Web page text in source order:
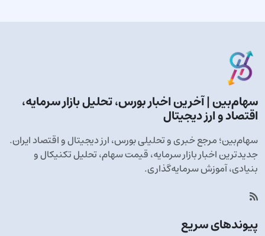
سهام‌بین | آخرین اخبار بورس، تحلیل بازار سرمایه،
اقتصاد و ارز دیجیتال
سهام‌بین؛ مرجع خبری و تحلیلی بورس، ارز دیجیتال و اقتصاد ایران.
جدیدترین اخبار بازار سرمایه، قیمت سهام، تحلیل تکنیکال و
بنیادی، آموزش سرمایه‌گذاری.
پیوندهای سریع